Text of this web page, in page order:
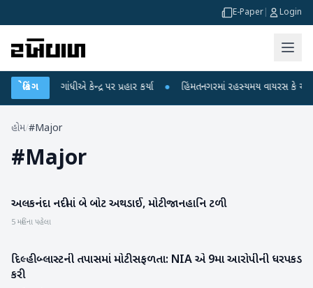
E-Paper Login
બ્રેકિંગ
રાહુલ ગાંધીએ કેન્દ્ર પર પ્રહાર કર્યા ● હિંમતનગરમાં રહસ્યમય વાયરસ કે
હોમ/#Major
#Major
રાષ્ટ્રીય અલકનંદા નદીમાં બે બોટ અથડાઈ, મોટી જાનહાનિ ટળી
5 મહિના પહેલા
રાષ્ટ્રીય
દિલ્હી બ્લાસ્ટની તપાસમાં મોટી સફળતા: NIA એ 9મા આરોપીની ધરપકડ
કરી